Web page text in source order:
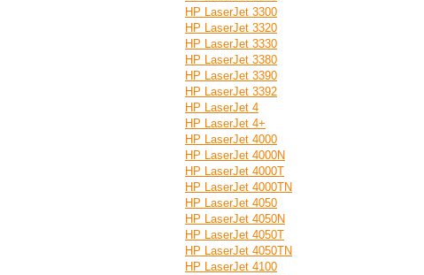
HP LaserJet 3300
HP LaserJet 3320
HP LaserJet 3330
HP LaserJet 3380
HP LaserJet 3390
HP LaserJet 3392
HP LaserJet 4
HP LaserJet 4+
HP LaserJet 4000
HP LaserJet 4000N
HP LaserJet 4000T
HP LaserJet 4000TN
HP LaserJet 4050
HP LaserJet 4050N
HP LaserJet 4050T
HP LaserJet 4050TN
HP LaserJet 4100